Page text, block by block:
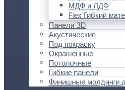
МДФ и ЛДФ
Flex Гибкий
Панели 3D
Акустические
Под покраску
Окрашенные
Потолочные
Гибкие панели
Финишные молдинги